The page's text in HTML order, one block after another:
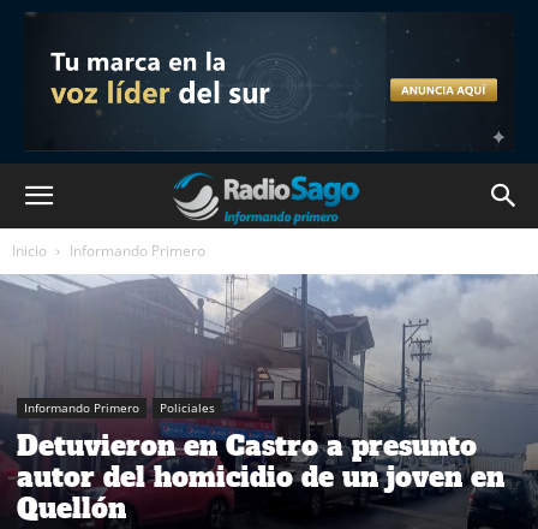
Inicio Informando Primero
Informando Primero Policiales
Detuvieron en Castro a presunto
autor del homicidio de un joven en
Quellón